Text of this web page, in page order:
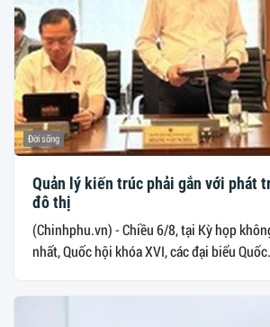
Đời sống
Quản lý kiến trúc phải gắn với phát
đô thị
(Chinhphu.vn) - Chiều 6/8, tại Kỳ họp
nhất, Quốc hội khóa XVI, các đại biểu